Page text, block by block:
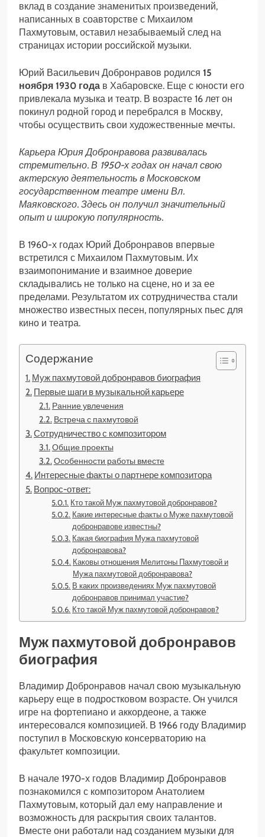
вклад в создание знаменитых произведений,
написанных в соавторстве с Михаилом
Пахмутовым, оставил незабываемый след на
страницах истории российской музыки.
Юрий Васильевич Добронравов родился 15
ноября 1930 года в Хабаровске. Еще с юности его
привлекала музыка и театр. В возрасте 16 лет он
покинул родной город и перебрался в Москву,
чтобы осуществить свои художественные мечты.
Карьера Юрия Добронравова развивалась
стремительно. В 1950-х годах он начал свою
актерскую деятельность в Московском
государственном театре имени Вл.
Маяковского. Здесь он получил значительный
опыт и широкую популярность.
В 1960-х годах Юрий Добронравов впервые
встретился с Михаилом Пахмутовым. Их
взаимопонимание и взаимное доверие
складывались не только на сцене, но и за ее
пределами. Результатом их сотрудничества стали
множество известных песен, популярных пьес для
кино и театра.
Содержание
Муж пахмутовой добронравов биография
Первые шаги в музыкальной карьере
Ранние увлечения
Встреча с пахмутовой
Сотрудничество с композитором
Общие проекты
Особенности работы вместе
Интересные факты о партнере композитора
Вопрос-ответ:
Кто такой Муж пахмутовой добронравов?
Какие интересные факты о Муже пахмутовой
добронравове известны?
Какая биография Мужа пахмутовой
добронравова?
Каковы отношения Мелитоны Пахмутовой и
Мужа пахмутовой добронравова?
В каких произведениях Муж пахмутовой
добронравов принимал участие?
Кто такой Муж пахмутовой добронравов?
Муж пахмутовой добронравов
биография
Владимир Добронравов начал свою музыкальную
карьеру еще в подростковом возрасте. Он учился
игре на фортепиано и аккордеоне, а также
интересовался композицией. В 1966 году Владимир
поступил в Московскую консерваторию на
факультет композиции.
В начале 1970-х годов Владимир Добронравов
познакомился с композитором Анатолием
Пахмутовым, который дал ему направление и
возможность для раскрытия своих талантов.
Вместе они работали над созданием музыки для